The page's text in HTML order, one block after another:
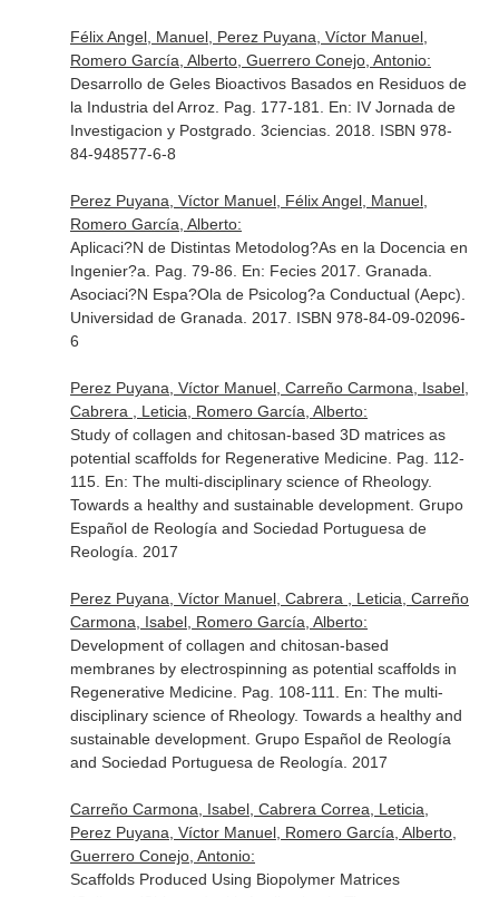
Félix Angel, Manuel, Perez Puyana, Víctor Manuel,
Romero García, Alberto, Guerrero Conejo, Antonio:
Desarrollo de Geles Bioactivos Basados en Residuos de
la Industria del Arroz. Pag. 177-181. En: IV Jornada de
Investigacion y Postgrado. 3ciencias. 2018. ISBN 978-
84-948577-6-8
Perez Puyana, Víctor Manuel, Félix Angel, Manuel,
Romero García, Alberto:
Aplicaci?N de Distintas Metodolog?As en la Docencia en
Ingenier?a. Pag. 79-86. En: Fecies 2017 . Granada.
Asociaci?N Espa?Ola de Psicolog?a Conductual (Aepc).
Universidad de Granada. 2017. ISBN 978-84-09-02096-
6
Perez Puyana, Víctor Manuel, Carreño Carmona, Isabel,
Cabrera , Leticia, Romero García, Alberto:
Study of collagen and chitosan-based 3D matrices as
potential scaffolds for Regenerative Medicine. Pag. 112-
115. En: The multi-disciplinary science of Rheology.
Towards a healthy and sustainable development. Grupo
Español de Reología and Sociedad Portuguesa de
Reología. 2017
Perez Puyana, Víctor Manuel, Cabrera , Leticia, Carreño
Carmona, Isabel, Romero García, Alberto:
Development of collagen and chitosan-based
membranes by electrospinning as potential scaffolds in
Regenerative Medicine. Pag. 108-111. En: The multi-
disciplinary science of Rheology. Towards a healthy and
sustainable development. Grupo Español de Reología
and Sociedad Portuguesa de Reología. 2017
Carreño Carmona, Isabel, Cabrera Correa, Leticia,
Perez Puyana, Víctor Manuel, Romero García, Alberto,
Guerrero Conejo, Antonio:
Scaffolds Produced Using Biopolymer Matrices